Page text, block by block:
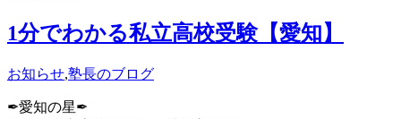
1分でわかる私立高校受験【愛知】
お知らせ,塾長のブログ
✒︎愛知の星✒︎